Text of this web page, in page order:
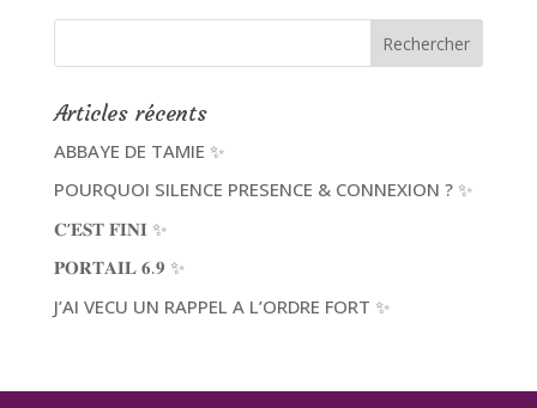
Articles récents
ABBAYE DE TAMIE ✨
POURQUOI SILENCE PRESENCE & CONNEXION ? ✨
𝐂’𝐄𝐒𝐓 𝐅𝐈𝐍𝐈 ✨
𝐏𝐎𝐑𝐓𝐀𝐈𝐋 𝟔.𝟗 ✨
J’AI VECU UN RAPPEL A L’ORDRE FORT ✨